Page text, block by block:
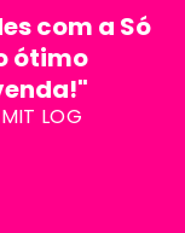
com a Só
ótimo
LOG